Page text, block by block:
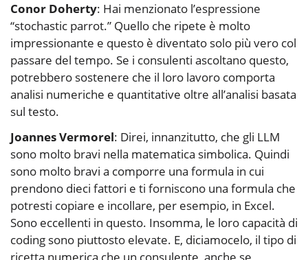
Conor Doherty: Hai menzionato l’espressione
“stochastic parrot.” Quello che ripete è molto
impressionante e questo è diventato solo più vero col
passare del tempo. Se i consulenti ascoltano questo,
potrebbero sostenere che il loro lavoro comporta
analisi numeriche e quantitative oltre all’analisi basata
sul testo.
Joannes Vermorel: Direi, innanzitutto, che gli LLM
sono molto bravi nella matematica simbolica. Quindi
sono molto bravi a comporre una formula in cui
prendono dieci fattori e ti forniscono una formula che
potresti copiare e incollare, per esempio, in Excel.
Sono eccellenti in questo. Insomma, le loro capacità di
coding sono piuttosto elevate. E, diciamocelo, il tipo di